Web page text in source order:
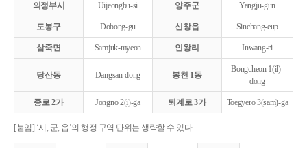
의정부시 Uijeongbu-si 양주군 Yangju-gun
도봉구 Dobong-gu 신창읍 Sinchang-eup
삼죽면 Samjuk-myeon 인왕리 Inwang-ri
당산동 Dangsan-dong 봉천 1동
Bongcheon 1(il)-
dong
종로 2가 Jongno 2(i)-ga 퇴계로 3가 Toegyero 3(sam)-ga
[붙임] ‘시, 군, 읍’의 행정 구역 단위는 생략할 수 있다.